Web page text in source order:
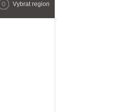
Vybrat region